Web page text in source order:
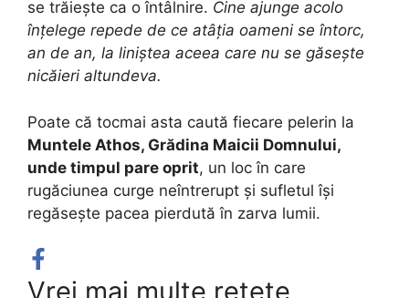
se trăiește ca o întâlnire. Cine ajunge acolo
înțelege repede de ce atâția oameni se întorc,
an de an, la liniștea aceea care nu se găsește
nicăieri altundeva.
Poate că tocmai asta caută fiecare pelerin la
Muntele Athos, Grădina Maicii Domnului,
unde timpul pare oprit, un loc în care
rugăciunea curge neîntrerupt și sufletul își
regăsește pacea pierdută în zarva lumii.
Vrei mai multe rețete